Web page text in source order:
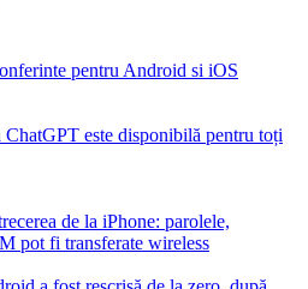
pentru Android si iOS
este disponibilă pentru toți
de la iPhone: parolele,
pot fi transferate wireless